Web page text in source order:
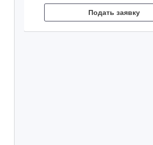
Подать заявку